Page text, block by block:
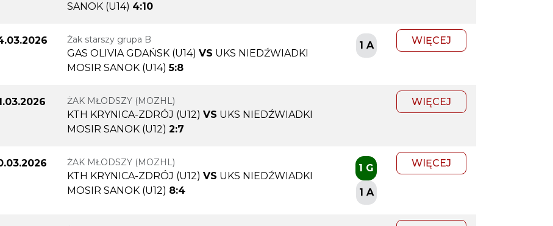
SANOK (U14) 4:10
Żak starszy grupa B
GAS OLIVIA GDAŃSK (U14) VS UKS NIEDŹWIADKI
MOSIR SANOK (U14) 5:8
1 A WIĘCEJ
ŻAK MŁODSZY (MOZHL)
KTH KRYNICA-ZDRÓJ (U12) VS UKS NIEDŹWIADKI
MOSIR SANOK (U12) 2:7
WIĘCEJ
ŻAK MŁODSZY (MOZHL)
KTH KRYNICA-ZDRÓJ (U12) VS UKS NIEDŹWIADKI
MOSIR SANOK (U12) 8:4
1 G
1 A
WIĘCEJ